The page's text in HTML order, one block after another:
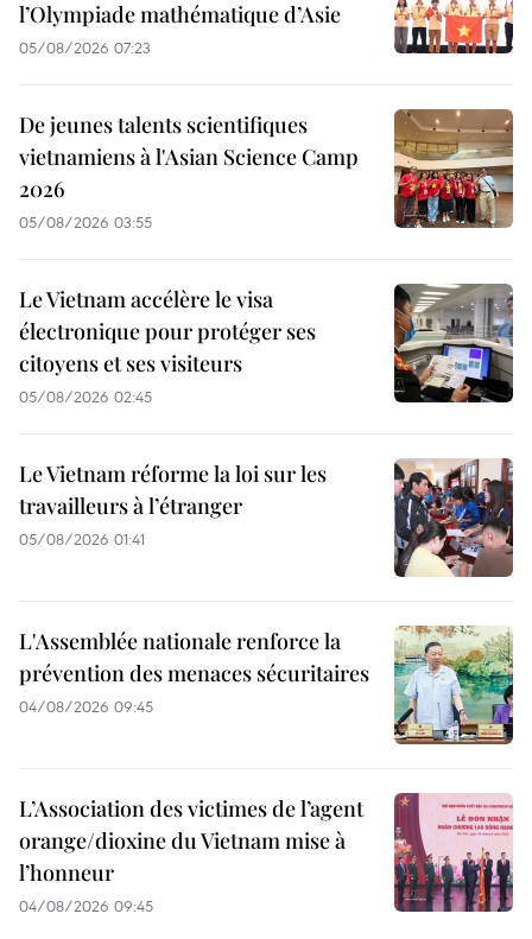
l’Olympiade mathématique d’Asie
05/08/2026 07:23
De jeunes talents scientifiques
vietnamiens à l'Asian Science Camp
2026
05/08/2026 03:55
Le Vietnam accélère le visa
électronique pour protéger ses
citoyens et ses visiteurs
05/08/2026 02:45
Le Vietnam réforme la loi sur les
travailleurs à l’étranger
05/08/2026 01:41
L'Assemblée nationale renforce la
prévention des menaces sécuritaires
04/08/2026 09:45
L’Association des victimes de l’agent
orange/dioxine du Vietnam mise à
l’honneur
04/08/2026 09:45